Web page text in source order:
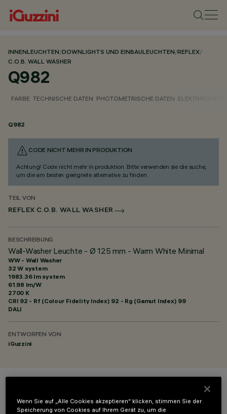
INNENLEUCHTEN/DOWNLIGHTS UND EINBAULEUCHTEN/REFLEX/
C.O.B. WALL WASHER
Q982
FARBE TECHNISCHE DATEN PHOTOMETRISCHE DATEN ELEKTRISCHE
Q982
CODE NICHT MEHR IN PRODUKTION
Achtung! Code nicht mehr in produktion. Bitte verwenden sie die suche,
um die am besten geeignete alternative zu finden.
TEIL VON
REFLEX C.O.B. WALL WASHER
BESCHREIBUNG
Wall-Washer Leuchte - Ø 125 mm - Warm White Minimal
WW - Wall Washer
32 W system
1983.36 lm system
61.98 lm/W
2700 K
CRI 92 - Rf (Colour Fidelity Index) 92 - Rg (Gamut Index) 99
DALI
ENTWORFEN VON
iGuzzini
FARBE
Wenn Sie auf „Alle Cookies akzeptieren“ klicken, stimmen Sie der
Speicherung von Cookies auf Ihrem Gerät zu, um die